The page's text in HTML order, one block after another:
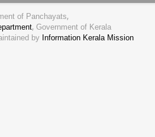
of Panchayats,
, Government of Kerala
by Information Kerala Mission